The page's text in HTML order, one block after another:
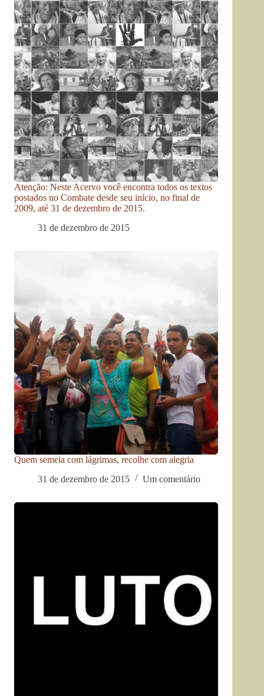
Atenção: Neste Acervo você encontra todos os textos
postados no Combate desde seu início, no final de
2009, até 31 de dezembro de 2015.
31 de dezembro de 2015
Quem semeia com lágrimas, recolhe com alegria
31 de dezembro de 2015
Um comentário